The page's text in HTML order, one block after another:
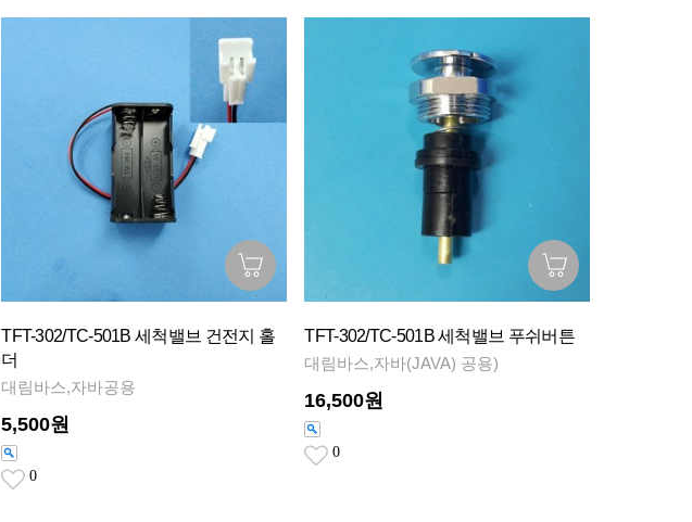
TFT-302/TC-501B 세척밸브 건전지 홀
더
대림바스,자바공용
5,500원
0
TFT-302/TC-501B 세척밸브 푸쉬버튼
대림바스,자바(JAVA) 공용)
16,500원
0